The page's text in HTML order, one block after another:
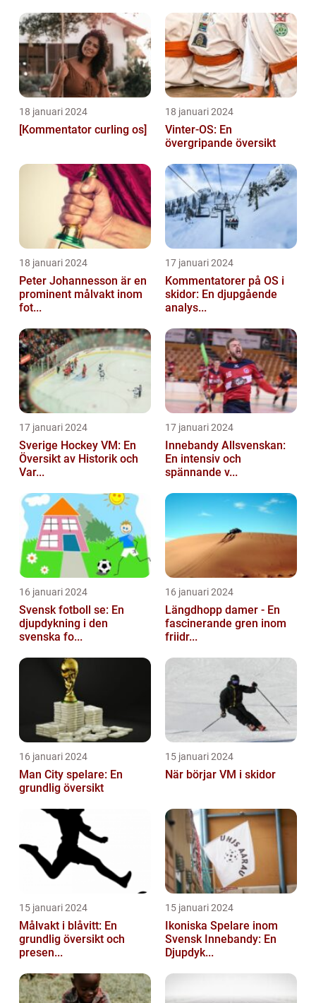
18 januari 2024
[Kommentator curling os]
18 januari 2024
Vinter-OS: En
övergripande översikt
18 januari 2024
Peter Johannesson är en
prominent målvakt inom
fot...
17 januari 2024
Kommentatorer på OS i
skidor: En djupgående
analys...
17 januari 2024
Sverige Hockey VM: En
Översikt av Historik och
Var...
17 januari 2024
Innebandy Allsvenskan:
En intensiv och
spännande v...
16 januari 2024
Svensk fotboll se: En
djupdykning i den
svenska fo...
16 januari 2024
Längdhopp damer - En
fascinerande gren inom
friidr...
16 januari 2024
Man City spelare: En
grundlig översikt
15 januari 2024
När börjar VM i skidor
15 januari 2024
Målvakt i blåvitt: En
grundlig översikt och
presen...
15 januari 2024
Ikoniska Spelare inom
Svensk Innebandy: En
Djupdyk...